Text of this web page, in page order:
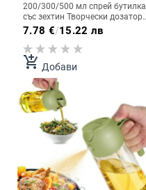
200/300/500 мл спрей бутилка
със зехтин Творчески дозатор
за салата барбекю готвене
печене въздушен фритюрник
спрей пикник кухненски
джаджи
7.78 €/15.22 лв
add_shopping_cart Добави